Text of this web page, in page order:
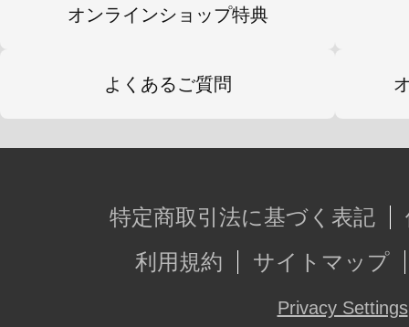
オンラインショップ特典
よくあるご質問
特定商取引法に基づく表記
利用規約
サイトマップ
Privacy Settings